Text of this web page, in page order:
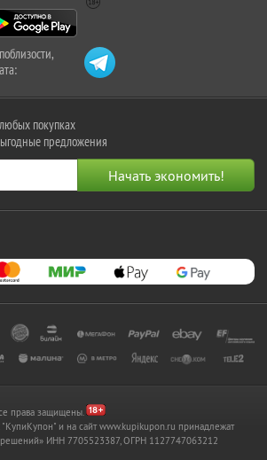
покупках
предложения
права защищены.
"КупиКупон" и на сайт www.kupikupon.ru принадлежат
решений» ИНН 7705523387, ОГРН 1127747063212